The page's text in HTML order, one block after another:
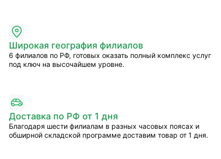
Широкая география филиалов
6 филиалов по РФ, готовых оказать полный комплекс услуг
под ключ на высочайшем уровне.
Доставка по РФ от 1 дня
Благодаря шести филиалам в разных часовых поясах и
обширной складской программе доставим товар от 1 дня.